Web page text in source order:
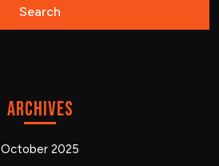
Archives
October 2025